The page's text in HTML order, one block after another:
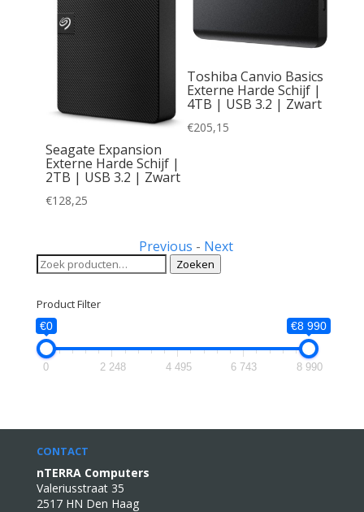
Seagate Expansion
Externe Harde Schijf |
2TB | USB 3.2 | Zwart
€128,25
Toshiba Canvio Basics
Externe Harde Schijf |
4TB | USB 3.2 | Zwart
€205,15
Previous - Next
Zoeken
naar:
Zoeken
Product Filter
€0 €8 990
0 2 248 4 495 6 743 8 990
CONTACT
nTERRA Computers
Valeriusstraat 35
2517 HN Den Haag